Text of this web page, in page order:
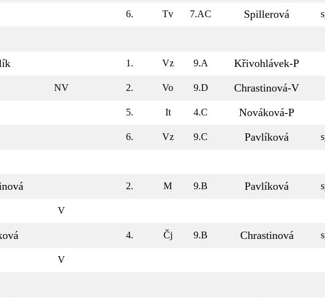
6. Tv 7.AC Spillerová
1. Vz 9.A Křivohlávek-P
NV 2. Vo 9.D Chrastinová-V
5. It 4.C Nováková-P
6. Vz 9.C Pavlíková
2. M 9.B Pavlíková
V
4. Čj 9.B Chrastinová
V